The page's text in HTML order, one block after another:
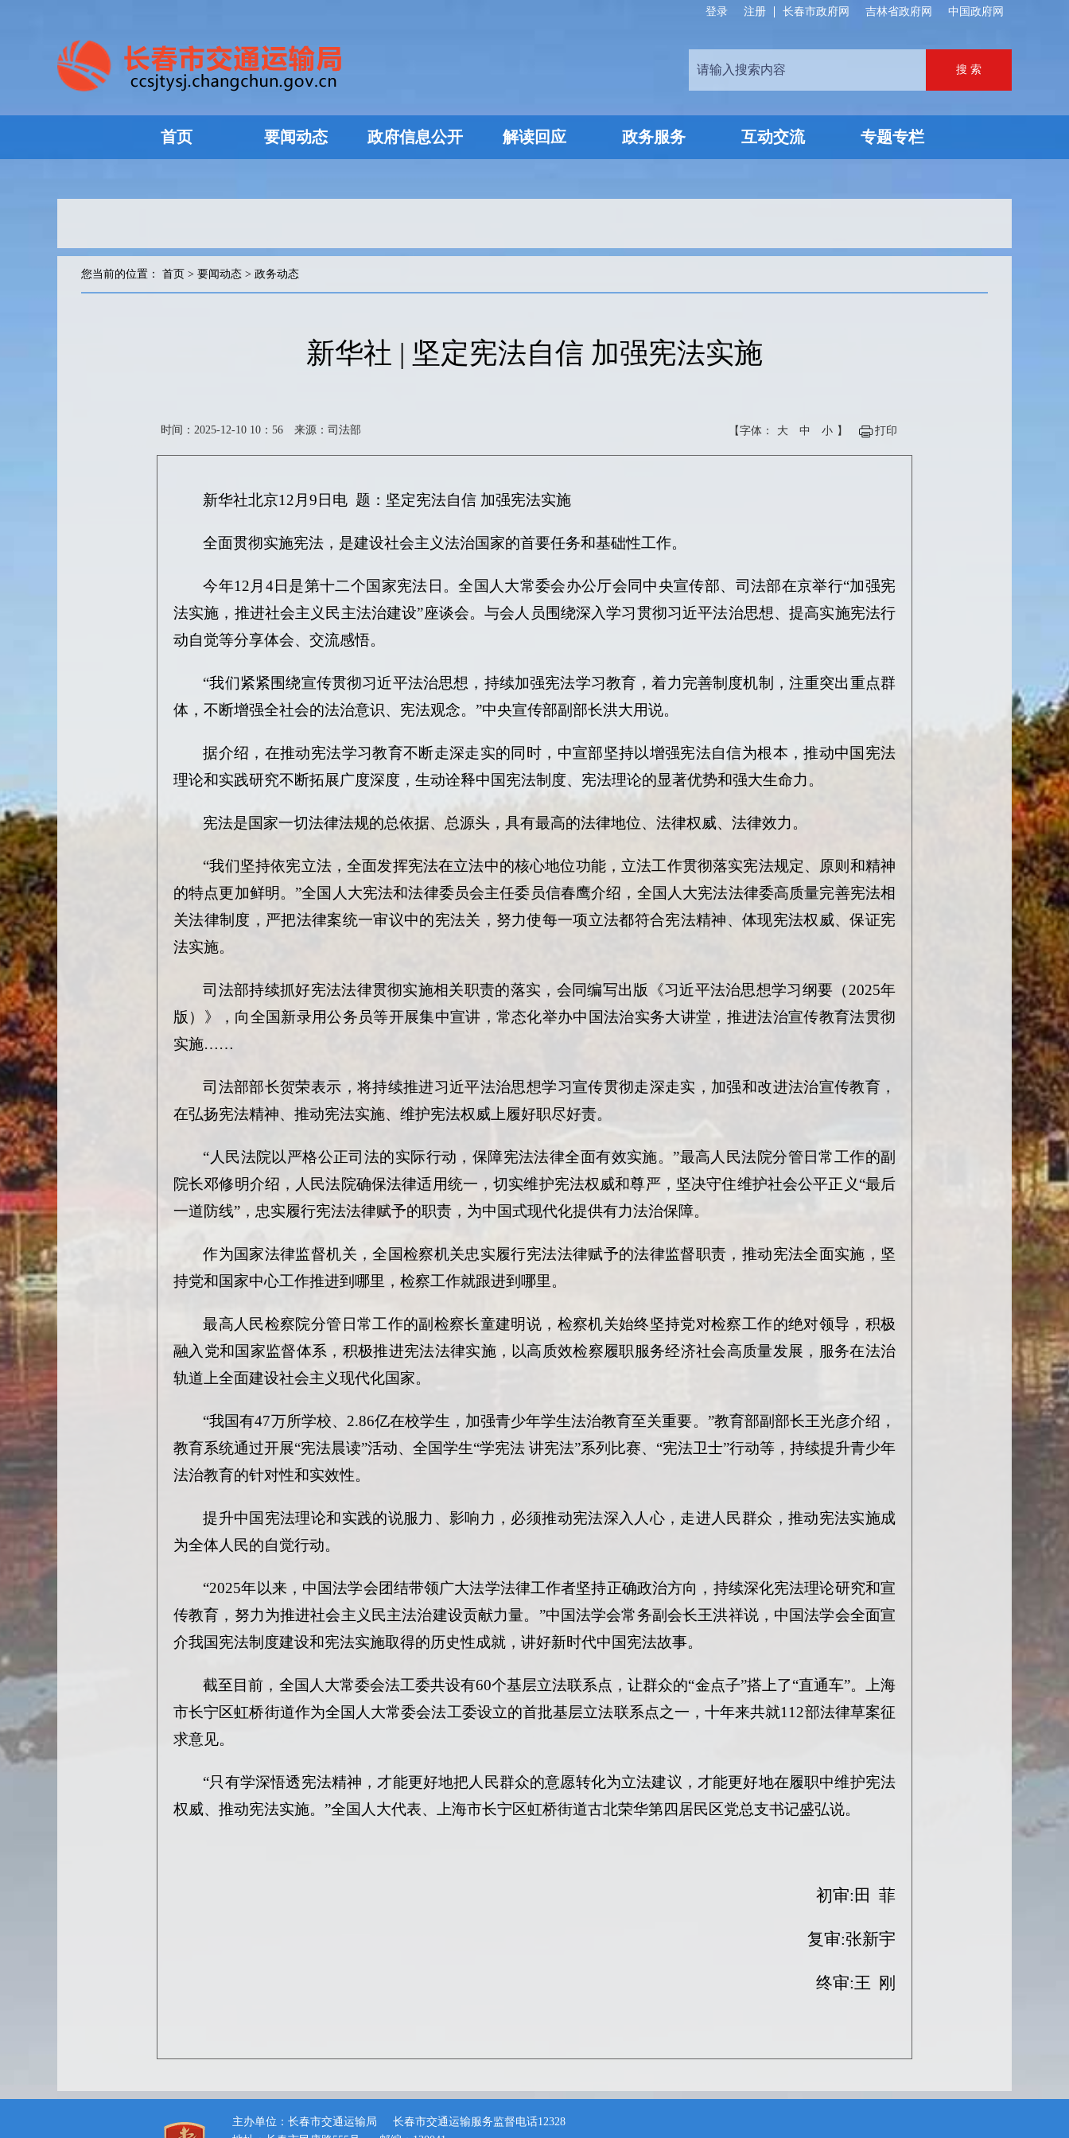
中国政府网
吉林省政府网
长春市政府网
注册
登录
首页 要闻动态 政府信息公开 解读回应 政务服务 互动交流 专题专栏
您当前的位置： 首页 > 要闻动态 > 政务动态
新华社 | 坚定宪法自信 加强宪法实施
时间：2025-12-10 10：56 来源：司法部 【字体： 大 中 小 】 打印
新华社北京12月9日电 题：坚定宪法自信 加强宪法实施
全面贯彻实施宪法，是建设社会主义法治国家的首要任务和基础性工作。
今年12月4日是第十二个国家宪法日。全国人大常委会办公厅会同中央宣传部、司法部在京举行“加强宪
法实施，推进社会主义民主法治建设”座谈会。与会人员围绕深入学习贯彻习近平法治思想、提高实施宪法行
动自觉等分享体会、交流感悟。
“我们紧紧围绕宣传贯彻习近平法治思想，持续加强宪法学习教育，着力完善制度机制，注重突出重点群
体，不断增强全社会的法治意识、宪法观念。”中央宣传部副部长洪大用说。
据介绍，在推动宪法学习教育不断走深走实的同时，中宣部坚持以增强宪法自信为根本，推动中国宪法
理论和实践研究不断拓展广度深度，生动诠释中国宪法制度、宪法理论的显著优势和强大生命力。
宪法是国家一切法律法规的总依据、总源头，具有最高的法律地位、法律权威、法律效力。
“我们坚持依宪立法，全面发挥宪法在立法中的核心地位功能，立法工作贯彻落实宪法规定、原则和精神
的特点更加鲜明。”全国人大宪法和法律委员会主任委员信春鹰介绍，全国人大宪法法律委高质量完善宪法相
关法律制度，严把法律案统一审议中的宪法关，努力使每一项立法都符合宪法精神、体现宪法权威、保证宪
法实施。
司法部持续抓好宪法法律贯彻实施相关职责的落实，会同编写出版《习近平法治思想学习纲要（ 2025年
版）》，向全国新录用公务员等开展集中宣讲，常态化举办中国法治实务大讲堂，推进法治宣传教育法贯彻
实施……
司法部部长贺荣表示，将持续推进习近平法治思想学习宣传贯彻走深走实，加强和改进法治宣传教育，
在弘扬宪法精神、推动宪法实施、维护宪法权威上履好职尽好责。
“人民法院以严格公正司法的实际行动，保障宪法法律全面有效实施。”最高人民法院分管日常工作的副
院长邓修明介绍，人民法院确保法律适用统一，切实维护宪法权威和尊严，坚决守住维护社会公平正义“最后
一道防线”，忠实履行宪法法律赋予的职责，为中国式现代化提供有力法治保障。
作为国家法律监督机关，全国检察机关忠实履行宪法法律赋予的法律监督职责，推动宪法全面实施，坚
持党和国家中心工作推进到哪里，检察工作就跟进到哪里。
最高人民检察院分管日常工作的副检察长童建明说，检察机关始终坚持党对检察工作的绝对领导，积极
融入党和国家监督体系，积极推进宪法法律实施，以高质效检察履职服务经济社会高质量发展，服务在法治
轨道上全面建设社会主义现代化国家。
“我国有47万所学校、2.86亿在校学生，加强青少年学生法治教育至关重要。”教育部副部长王光彦介绍，
教育系统通过开展“宪法晨读”活动、全国学生“学宪法 讲宪法”系列比赛、“宪法卫士”行动等，持续提升青少年
法治教育的针对性和实效性。
提升中国宪法理论和实践的说服力、影响力，必须推动宪法深入人心，走进人民群众，推动宪法实施成
为全体人民的自觉行动。
“2025年以来，中国法学会团结带领广大法学法律工作者坚持正确政治方向，持续深化宪法理论研究和宣
传教育，努力为推进社会主义民主法治建设贡献力量。”中国法学会常务副会长王洪祥说，中国法学会全面宣
介我国宪法制度建设和宪法实施取得的历史性成就，讲好新时代中国宪法故事。
截至目前，全国人大常委会法工委共设有60个基层立法联系点，让群众的“金点子”搭上了“直通车”。上海
市长宁区虹桥街道作为全国人大常委会法工委设立的首批基层立法联系点之一，十年来共就112部法律草案征
求意见。
“只有学深悟透宪法精神，才能更好地把人民群众的意愿转化为立法建议，才能更好地在履职中维护宪法
权威、推动宪法实施。”全国人大代表、上海市长宁区虹桥街道古北荣华第四居民区党总支书记盛弘说。
初审:田 菲
复审:张新宇
终审:王 刚
主办单位：长春市交通运输局
长春市交通运输服务监督电话12328